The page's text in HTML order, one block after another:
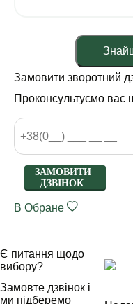
Замовити зворотний
Проконсультуємо вас
ЗАМОВИТИ
ДЗВІНОК
В Обране
Є питання щодо
вибору?
Замовте дзвінок і
ми підберемо